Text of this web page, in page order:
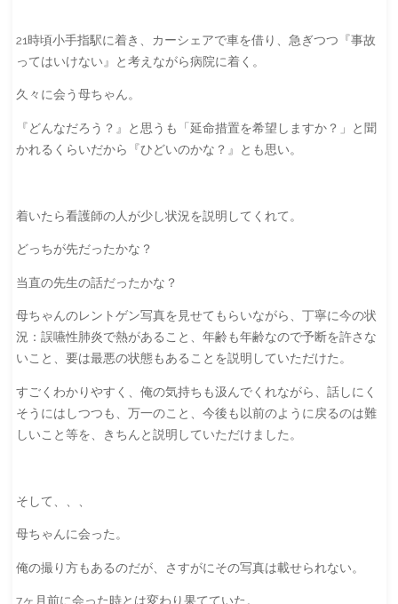
21時頃小手指駅に着き、カーシェアで車を借り、急ぎつつ『事故
ってはいけない』と考えながら病院に着く。
久々に会う母ちゃん。
『どんなだろう？』と思うも「延命措置を希望しますか？」と聞
かれるくらいだから『ひどいのかな？』とも思い。
着いたら看護師の人が少し状況を説明してくれて。
どっちが先だったかな？
当直の先生の話だったかな？
母ちゃんのレントゲン写真を見せてもらいながら、丁寧に今の状
況：誤嚥性肺炎で熱があること、年齢も年齢なので予断を許さな
いこと、要は最悪の状態もあることを説明していただけた。
すごくわかりやすく、俺の気持ちも汲んでくれながら、話しにく
そうにはしつつも、万一のこと、今後も以前のように戻るのは難
しいこと等を、きちんと説明していただけました。
そして、、、
母ちゃんに会った。
俺の撮り方もあるのだが、さすがにその写真は載せられない。
7ヶ月前に会った時とは変わり果てていた。